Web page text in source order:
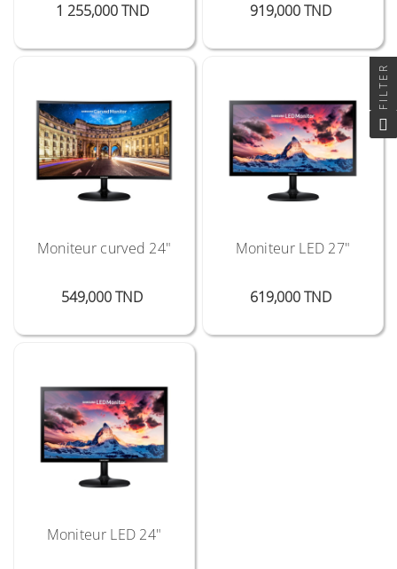
1 255,000 TND
919,000 TND
Moniteur curved 24"
549,000 TND
Moniteur LED 27"
619,000 TND
Moniteur LED 24"
FILTER